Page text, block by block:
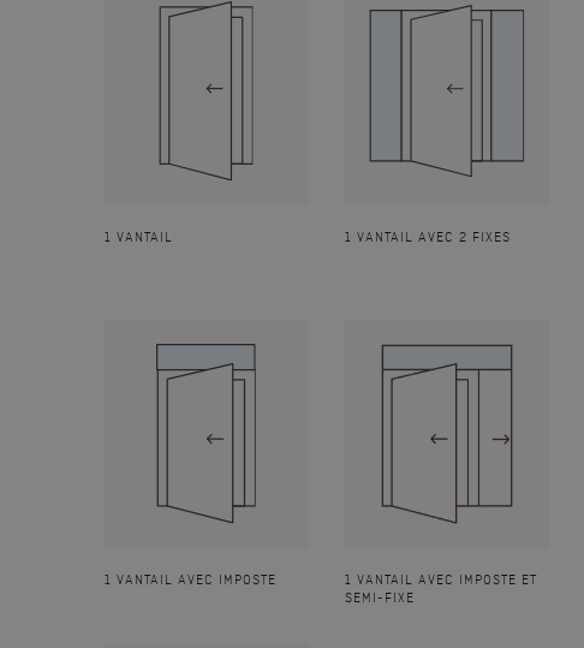
1 VANTAIL 1 VANTAIL AVEC 2 FIXES
1 VANTAIL AVEC IMPOSTE
1 VANTAIL AVEC IMPOSTE ET
SEMI-FIXE